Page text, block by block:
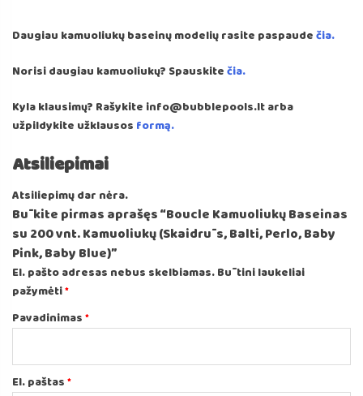
Daugiau kamuoliukų baseinų modelių rasite paspaudečia.
Norisi daugiau kamuoliukų? Spauskitečia.
Kyla klausimų? Rašykite info@bubblepools.lt arba
užpildykite užklausos formą.
Atsiliepimai
Atsiliepimų dar nėra.
Būkite pirmas aprašęs “Boucle Kamuoliukų Baseinas
su 200 vnt. Kamuoliukų (Skaidrūs, Balti, Perlo, Baby
Pink, Baby Blue)”
El. pašto adresas nebus skelbiamas.Būtini laukeliai
pažymėti*
Pavadinimas*
El. paštas*